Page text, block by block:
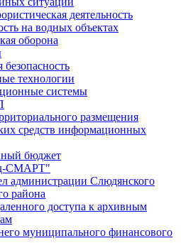
деятельность
на водных объектах
оборона
технологии
системы
размещения
средств информационных
бюджет
СМАРТ"
администрации Слюдянского
района
доступа к архивным
муниципального финансового